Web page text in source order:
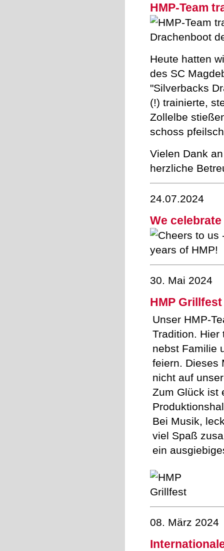
HMP-Team
Heute hatten
des SC
"Silverbacks
(!) trainierte,
Zollelbe
schoss
Vielen Dank
herzliche
24.07.2024
We
30. Mai 2024
HMP Grillfest
Unser HMP-
Tradition. Hier
nebst Familie
feiern. Dieses
nicht auf
Zum Glück ist
Bei Musik,
viel Spaß
ein
08. März 2024